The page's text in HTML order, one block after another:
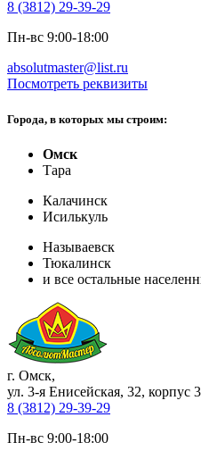
8 (3812) 29-39-29
Пн-вс 9:00-18:00
absolutmaster@list.ru
Посмотреть реквизиты
Города, в которых мы строим:
Омск
Тара
Калачинск
Исилькуль
Называевск
Тюкалинск
и все остальные
г. Омск,
ул. 3-я Енисейская, 32, корпус
8 (3812) 29-39-29
Пн-вс 9:00-18:00